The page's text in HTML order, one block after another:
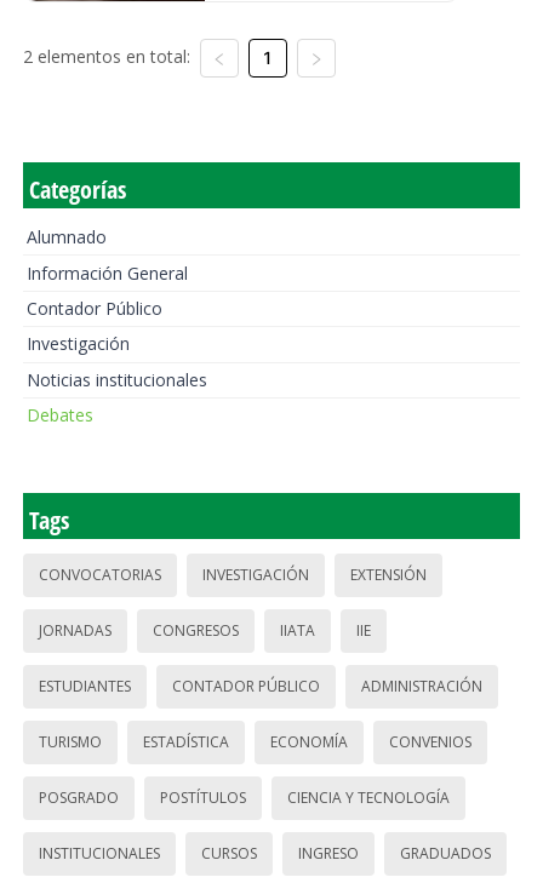
2 elementos en total: 1
Categorías
Alumnado
Información General
Contador Público
Investigación
Noticias institucionales
Debates
Tags
CONVOCATORIAS INVESTIGACIÓN EXTENSIÓN
JORNADAS CONGRESOS IIATA IIE
ESTUDIANTES CONTADOR PÚBLICO ADMINISTRACIÓN
TURISMO ESTADÍSTICA ECONOMÍA CONVENIOS
POSGRADO POSTÍTULOS CIENCIA Y TECNOLOGÍA
INSTITUCIONALES CURSOS INGRESO GRADUADOS